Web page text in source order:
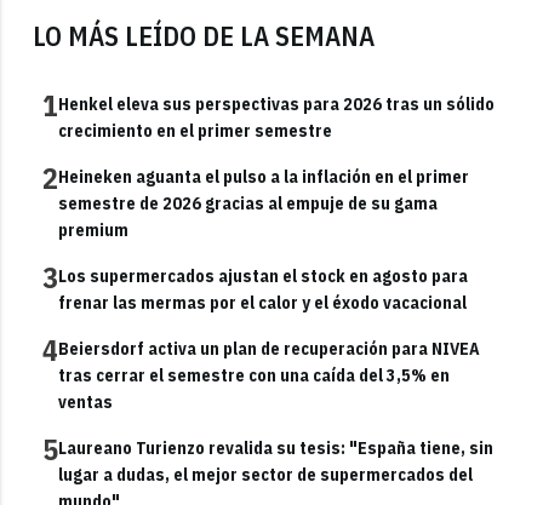
LO MÁS LEÍDO DE LA SEMANA
1Henkel eleva sus perspectivas para 2026 tras un sólido
crecimiento en el primer semestre
2Heineken aguanta el pulso a la inflación en el primer
semestre de 2026 gracias al empuje de su gama
premium
3Los supermercados ajustan el stock en agosto para
frenar las mermas por el calor y el éxodo vacacional
4Beiersdorf activa un plan de recuperación para NIVEA
tras cerrar el semestre con una caída del 3,5% en
ventas
5Laureano Turienzo revalida su tesis: "España tiene, sin
lugar a dudas, el mejor sector de supermercados del